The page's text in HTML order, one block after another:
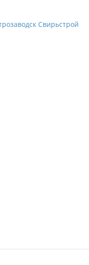
Свирьстрой